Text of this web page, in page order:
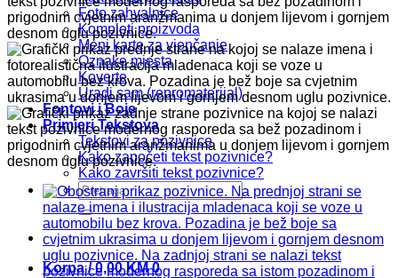
Foto zahvalnice
Kompleti proizvoda
Meni karte za vjenčanje
Oznake mjesta
Koverte
Uradi sam (repromaterijal)
Fontovi i Boje
Primjeri Tekstova
Tekstovi za pozivnice
Kako započeti tekst pozivnice?
Kako završiti tekst pozivnice?
Pretraži:
Korpa /0,00KM 0